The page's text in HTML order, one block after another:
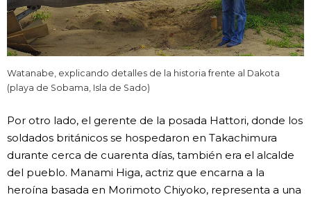
Watanabe, explicando detalles de la historia frente al Dakota
(playa de Sobama, Isla de Sado)
Por otro lado, el gerente de la posada Hattori, donde los
soldados británicos se hospedaron en Takachimura
durante cerca de cuarenta días, también era el alcalde
del pueblo. Manami Higa, actriz que encarna a la
heroína basada en Morimoto Chiyoko, representa a una